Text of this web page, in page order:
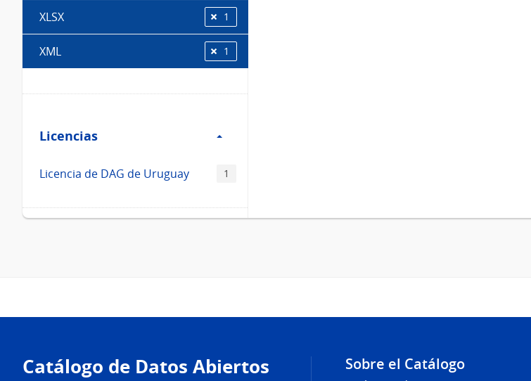
XLSX 1
XML 1
Licencias
Licencias
Licencia de DAG de Uruguay 1
Catálogo de Datos Abiertos Sobre el Catálogo